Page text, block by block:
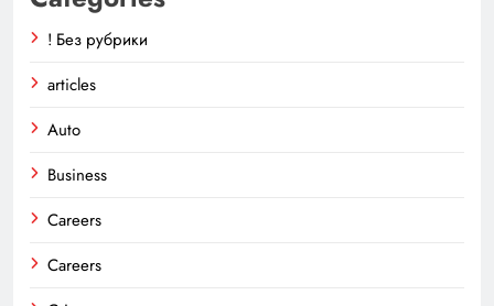
! Без рубрики
articles
Auto
Business
Careers
Careers